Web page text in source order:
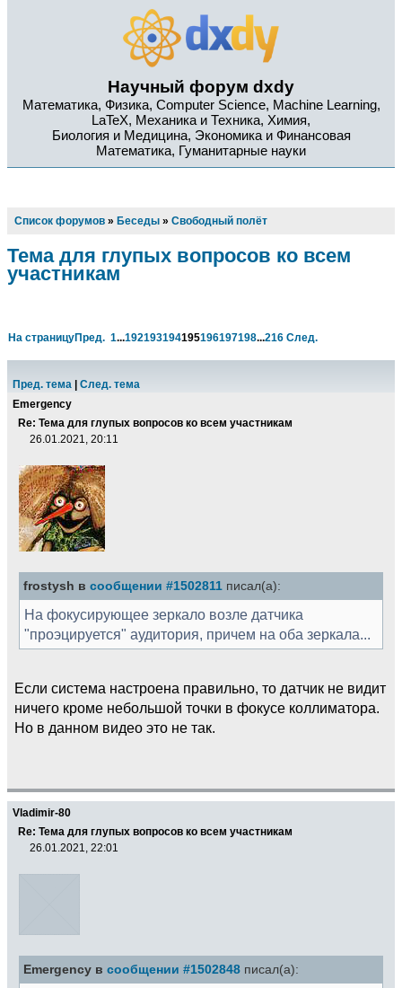
Научный форум dxdy
Математика, Физика, Computer Science, Machine Learning,
LaTeX, Механика и Техника, Химия,
Биология и Медицина, Экономика и Финансовая
Математика, Гуманитарные науки
Список форумов » Беседы » Свободный полёт
Тема для глупых вопросов ко всем
участникам
На страницуПред. 1...192193194195196197198...216 След.
Пред. тема
След. тема
Emergency
Re: Тема для глупых вопросов ко всем участникам
26.01.2021, 20:11
frostysh в сообщении #1502811 писал(а):
На фокусирующее зеркало возле датчика
"проэцируется" аудитория, причем на оба зеркала...
Если система настроена правильно, то датчик не видит
ничего кроме небольшой точки в фокусе коллиматора.
Но в данном видео это не так.
Vladimir-80
Re: Тема для глупых вопросов ко всем участникам
26.01.2021, 22:01
Emergency в сообщении #1502848 писал(а):